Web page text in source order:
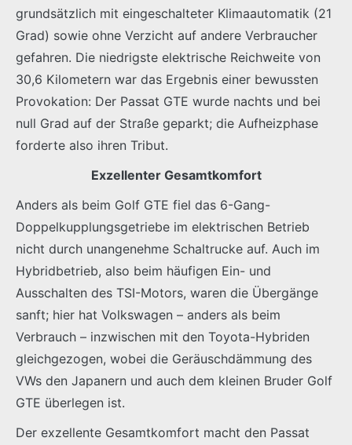
grundsätzlich mit eingeschalteter Klimaautomatik (21
Grad) sowie ohne Verzicht auf andere Verbraucher
gefahren. Die niedrigste elektrische Reichweite von
30,6 Kilometern war das Ergebnis einer bewussten
Provokation: Der Passat GTE wurde nachts und bei
null Grad auf der Straße geparkt; die Aufheizphase
forderte also ihren Tribut.
Exzellenter Gesamtkomfort
Anders als beim Golf GTE fiel das 6-Gang-
Doppelkupplungsgetriebe im elektrischen Betrieb
nicht durch unangenehme Schaltrucke auf. Auch im
Hybridbetrieb, also beim häufigen Ein- und
Ausschalten des TSI-Motors, waren die Übergänge
sanft; hier hat Volkswagen – anders als beim
Verbrauch – inzwischen mit den Toyota-Hybriden
gleichgezogen, wobei die Geräuschdämmung des
VWs den Japanern und auch dem kleinen Bruder Golf
GTE überlegen ist.
Der exzellente Gesamtkomfort macht den Passat